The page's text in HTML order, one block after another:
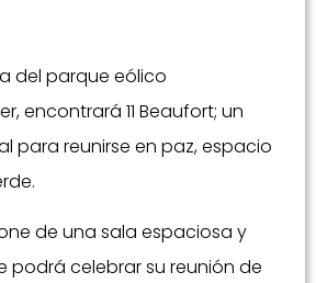
del parque eólico
encontrará 11 Beaufort; un
para reunirse en paz, espacio
de una sala espaciosa y
podrá celebrar su reunión de